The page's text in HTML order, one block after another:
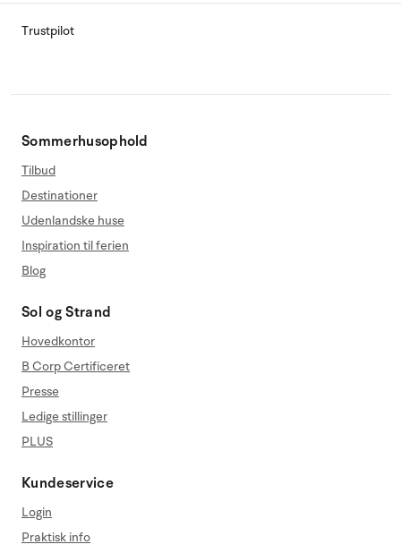
Trustpilot
Sommerhusophold
Tilbud
Destinationer
Udenlandske huse
Inspiration til ferien
Blog
Sol og Strand
Hovedkontor
B Corp Certificeret
Presse
Ledige stillinger
PLUS
Kundeservice
Login
Praktisk info